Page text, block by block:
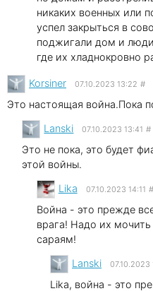
никаких военных или
успел закрыться в
поджигали дом и
где их хладнокровно
Korsiner 07.10.2023 13:22 #
Это настоящая война.Пока
Lanski 07.10.2023 13:41 #
Это не пока, это будет
этой войны.
Lika 07.10.2023 14:11 #
Война - это прежде
врага! Надо их мочить
сараям!
Lanski 07.10.2023
Lika, война - это